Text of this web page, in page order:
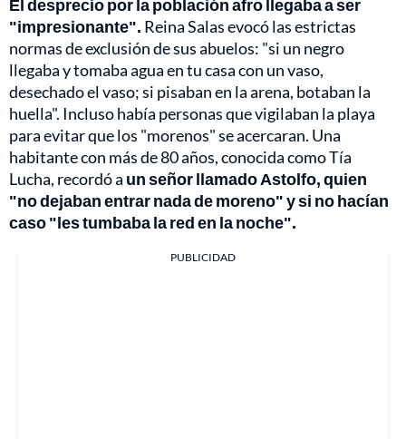
El desprecio por la población afro llegaba a ser
"impresionante". Reina Salas evocó las estrictas
normas de exclusión de sus abuelos: "si un negro
llegaba y tomaba agua en tu casa con un vaso,
desechado el vaso; si pisaban en la arena, botaban la
huella". Incluso había personas que vigilaban la playa
para evitar que los "morenos" se acercaran. Una
habitante con más de 80 años, conocida como Tía
Lucha, recordó a un señor llamado Astolfo, quien
"no dejaban entrar nada de moreno" y si no hacían
caso "les tumbaba la red en la noche".
PUBLICIDAD